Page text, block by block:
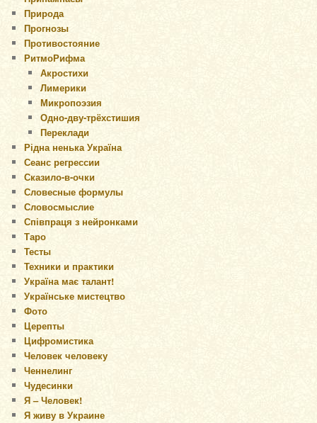
Природа
Прогнозы
Противостояние
РитмоРифма
Акростихи
Лимерики
Микропоэзия
Одно-дву-трёхстишия
Переклади
Рідна ненька Україна
Сеанс регрессии
Сказило-в-очки
Словесные формулы
Словосмыслие
Співпраця з нейронками
Таро
Тесты
Техники и практики
Україна має талант!
Українське мистецтво
Фото
Церепты
Цифромистика
Человек человеку
Ченнелинг
Чудесинки
Я – Человек!
Я живу в Украине